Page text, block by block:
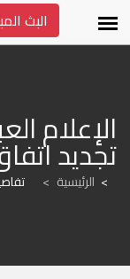
البث
تجديد
الرئيسية >